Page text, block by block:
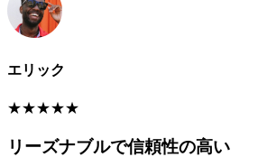
エリック
★★★★★
リーズナブルで信頼性の高い